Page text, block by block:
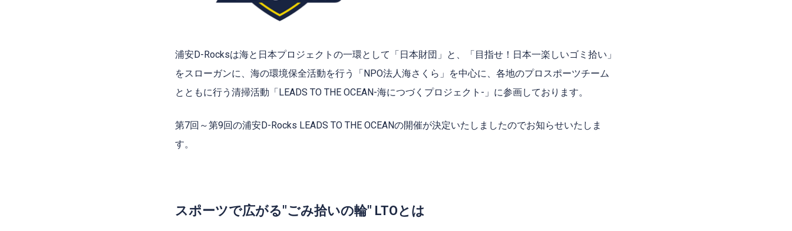
浦安D-Rocksは海と日本プロジェクトの一環として「日本財団」と、「目指せ！日本一楽しいゴミ拾い」
をスローガンに、海の環境保全活動を行う「NPO法人海さくら」を中心に、各地のプロスポーツチーム
とともに行う清掃活動「LEADS TO THE OCEAN-海につづくプロジェクト - 」に参画しております。
第7回～第9回の浦安D-Rocks LEADS TO THE OCEANの開催が決定いたしましたのでお知らせいたしま
す。
スポーツで広がる"ごみ拾いの輪" LTOとは